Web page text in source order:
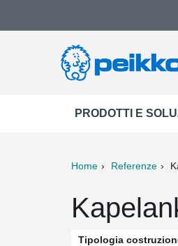
PRODOTTI E
Home Referenze
Tipologia